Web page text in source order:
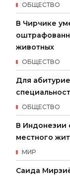
ОБЩЕСТВО
В Чирчике
животных
ОБЩЕСТВО
Для
ОБЩЕСТВО
В Индонезии
местного
МИР
Саида